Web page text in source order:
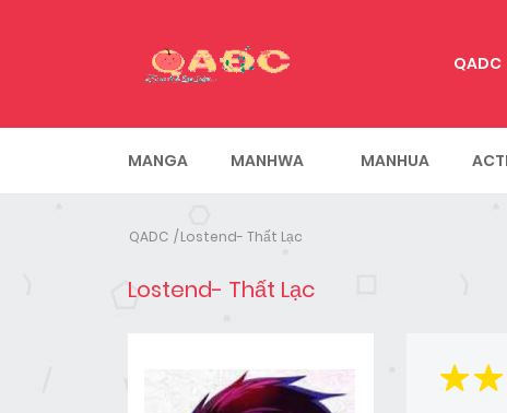
QADC
MANGA MANHWA MANHUA
QADC Lostend- Thất Lạc
Lostend- Thất Lạc